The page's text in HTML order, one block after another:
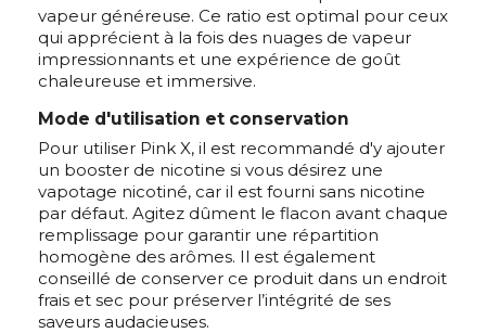
vapeur généreuse. Ce ratio est optimal pour ceux
qui apprécient à la fois des nuages de vapeur
impressionnants et une expérience de goût
chaleureuse et immersive.
Mode d'utilisation et conservation
Pour utiliser Pink X, il est recommandé d'y ajouter
un booster de nicotine si vous désirez une
vapotage nicotiné, car il est fourni sans nicotine
par défaut. Agitez dûment le flacon avant chaque
remplissage pour garantir une répartition
homogène des arômes. Il est également
conseillé de conserver ce produit dans un endroit
frais et sec pour préserver l’intégrité de ses
saveurs audacieuses.